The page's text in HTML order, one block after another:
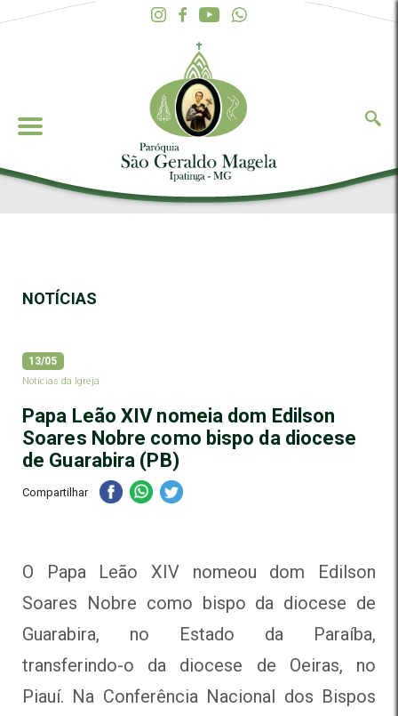
NOTÍCIAS
13/05
Notícias da Igreja
Papa Leão XIV nomeia dom Edilson
Soares Nobre como bispo da diocese
de Guarabira (PB)
Compartilhar
O Papa Leão XIV nomeou dom Edilson
Soares Nobre como bispo da diocese de
Guarabira, no Estado da Paraíba,
transferindo-o da diocese de Oeiras, no
Piauí. Na Conferência Nacional dos Bispos